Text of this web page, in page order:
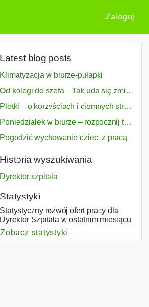
Zaloguj
Latest blog posts
Klimatyzacja w biurze-pułapki
Od kolegi do szefa – Tak uda się zmiana bezproblemowo
Plotki – o korzyściach i ciemnych stronach
Poniedziałek w biurze – rozpocznij tydzień w pełni zmotywowany
Pogodzić wychowanie dzieci z pracą
Historia wyszukiwania
Dyrektor szpitala
Statystyki
Statystyczny rozwój ofert pracy dla
Dyrektor Szpitala w ostatnim miesiącu
Zobacz statystyki